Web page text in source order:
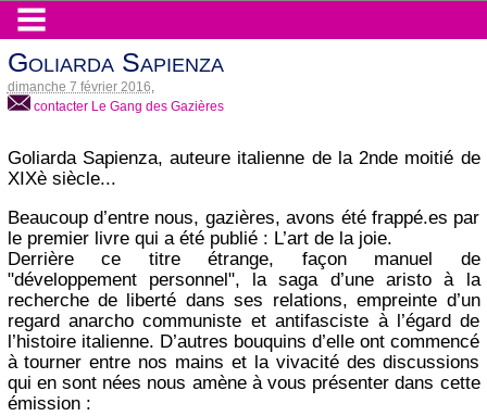
Goliarda Sapienza
dimanche 7 février 2016
contacter Le Gang des Gazières
Goliarda Sapienza, auteure italienne de la 2nde moitié de
XIXè siècle...
Beaucoup d’entre nous, gazières, avons été frappé.es par
le premier livre qui a été publié : L’art de la joie.
Derrière ce titre étrange, façon manuel de
"développement personnel", la saga d’une aristo à la
recherche de liberté dans ses relations, empreinte d’un
regard anarcho communiste et antifasciste à l’égard de
l’histoire italienne. D’autres bouquins d’elle ont commencé
à tourner entre nos mains et la vivacité des discussions
qui en sont nées nous amène à vous présenter dans cette
émission :